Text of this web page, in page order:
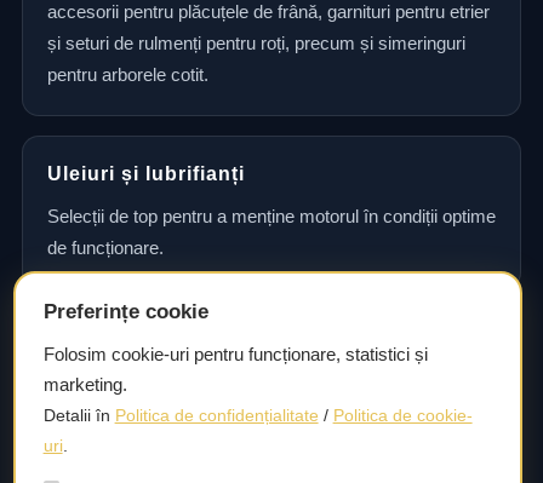
accesorii pentru plăcuțele de frână, garnituri pentru etrier
și seturi de rulmenți pentru roți, precum și simeringuri
pentru arborele cotit.
Uleiuri și lubrifianți
Selecții de top pentru a menține motorul în condiții optime
de funcționare.
Consultanță și asistență tehnică
Consultanță și asistență tehnică pentru alegerea pieselor
potrivite și efectuarea reparațiilor sau întreținerii corecte.
Preferințe cookie
Folosim cookie-uri pentru funcționare, statistici și
marketing.
Detalii în Politica de confidențialitate / Politica de cookie-
uri.